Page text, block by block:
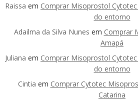
Raissa em Comprar Misoprostol
do entorno
Adailma da Silva Nunes em Comprar
Amapá
Juliana em Comprar Misoprostol
do entorno
Cintia em Comprar Cytotec
Catarina